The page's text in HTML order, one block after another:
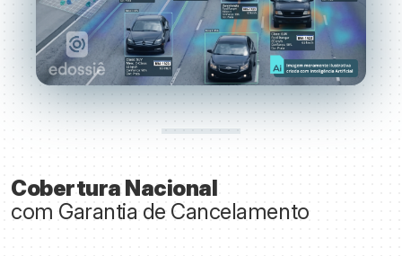
Cobertura Nacional
com Garantia de Cancelamento